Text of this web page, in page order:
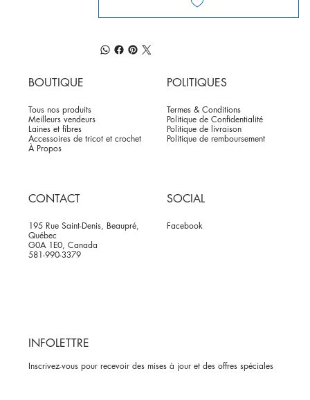
BOUTIQUE
Tous nos produits
Meilleurs vendeurs
Laines et fibres
Accessoires de tricot et crochet
À Propos
POLITIQUES
Termes & Conditions
Politique de Confidentialité
Politique de livraison
Politique de remboursement
CONTACT
195 Rue Saint-Denis, Beaupré,
Québec
G0A 1E0, Canada
581-990-3379
SOCIAL
Facebook
INFOLETTRE
Inscrivez-vous pour recevoir des mises à jour et des offres spéciales